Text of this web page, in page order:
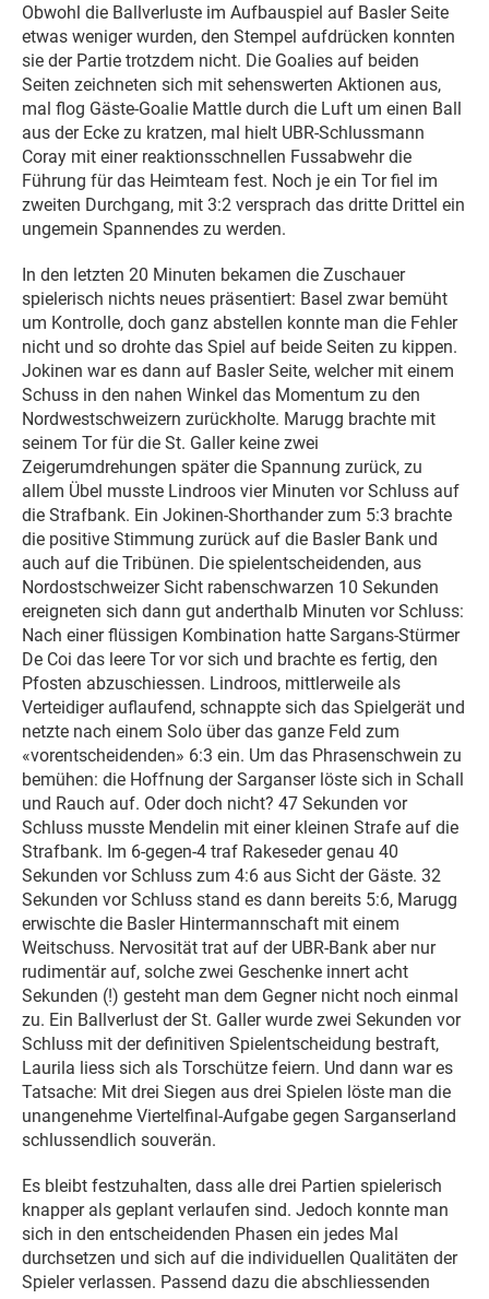
Obwohl die Ballverluste im Aufbauspiel auf Basler Seite
etwas weniger wurden, den Stempel aufdrücken konnten
sie der Partie trotzdem nicht. Die Goalies auf beiden
Seiten zeichneten sich mit sehenswerten Aktionen aus,
mal flog Gäste-Goalie Mattle durch die Luft um einen Ball
aus der Ecke zu kratzen, mal hielt UBR-Schlussmann
Coray mit einer reaktionsschnellen Fussabwehr die
Führung für das Heimteam fest. Noch je ein Tor fiel im
zweiten Durchgang, mit 3:2 versprach das dritte Drittel ein
ungemein Spannendes zu werden.
In den letzten 20 Minuten bekamen die Zuschauer
spielerisch nichts neues präsentiert: Basel zwar bemüht
um Kontrolle, doch ganz abstellen konnte man die Fehler
nicht und so drohte das Spiel auf beide Seiten zu kippen.
Jokinen war es dann auf Basler Seite, welcher mit einem
Schuss in den nahen Winkel das Momentum zu den
Nordwestschweizern zurückholte. Marugg brachte mit
seinem Tor für die St. Galler keine zwei
Zeigerumdrehungen später die Spannung zurück, zu
allem Übel musste Lindroos vier Minuten vor Schluss auf
die Strafbank. Ein Jokinen-Shorthander zum 5:3 brachte
die positive Stimmung zurück auf die Basler Bank und
auch auf die Tribünen. Die spielentscheidenden, aus
Nordostschweizer Sicht rabenschwarzen 10 Sekunden
ereigneten sich dann gut anderthalb Minuten vor Schluss:
Nach einer flüssigen Kombination hatte Sargans-Stürmer
De Coi das leere Tor vor sich und brachte es fertig, den
Pfosten abzuschiessen. Lindroos, mittlerweile als
Verteidiger auflaufend, schnappte sich das Spielgerät und
netzte nach einem Solo über das ganze Feld zum
«vorentscheidenden» 6:3 ein. Um das Phrasenschwein zu
bemühen: die Hoffnung der Sarganser löste sich in Schall
und Rauch auf. Oder doch nicht? 47 Sekunden vor
Schluss musste Mendelin mit einer kleinen Strafe auf die
Strafbank. Im 6-gegen-4 traf Rakeseder genau 40
Sekunden vor Schluss zum 4:6 aus Sicht der Gäste. 32
Sekunden vor Schluss stand es dann bereits 5:6, Marugg
erwischte die Basler Hintermannschaft mit einem
Weitschuss. Nervosität trat auf der UBR-Bank aber nur
rudimentär auf, solche zwei Geschenke innert acht
Sekunden (!) gesteht man dem Gegner nicht noch einmal
zu. Ein Ballverlust der St. Galler wurde zwei Sekunden vor
Schluss mit der definitiven Spielentscheidung bestraft,
Laurila liess sich als Torschütze feiern. Und dann war es
Tatsache: Mit drei Siegen aus drei Spielen löste man die
unangenehme Viertelfinal-Aufgabe gegen Sarganserland
schlussendlich souverän.
Es bleibt festzuhalten, dass alle drei Partien spielerisch
knapper als geplant verlaufen sind. Jedoch konnte man
sich in den entscheidenden Phasen ein jedes Mal
durchsetzen und sich auf die individuellen Qualitäten der
Spieler verlassen. Passend dazu die abschliessenden